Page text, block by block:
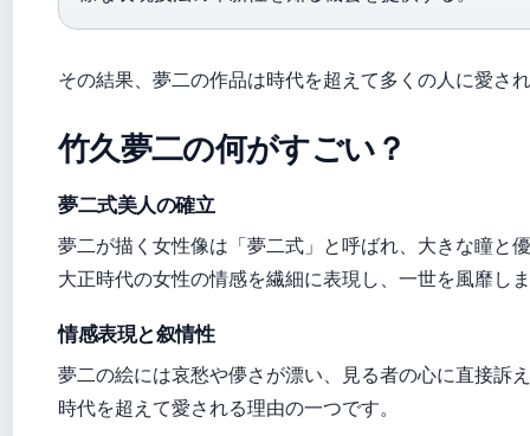
その結果、夢二の作品は時代を超えて多くの人に愛さ
竹久夢二の何がすごい？
夢二式美人の確立
夢二が描く女性像は「夢二式」と呼ばれ、大きな瞳と
大正時代の女性の情感を繊細に表現し、一世を風靡し
情感表現と叙情性
夢二の絵には哀愁や儚さが漂い、見る者の心に直接訴
時代を超えて愛される理由の一つです。